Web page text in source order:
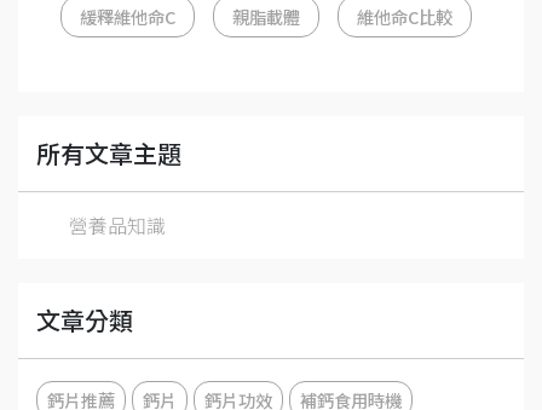
緩釋維他命C 親脂載體 維他命C比較
所有文章主題
營養品知識
文章分類
鈣片推薦 鈣片 鈣片功效
補鈣食用時機